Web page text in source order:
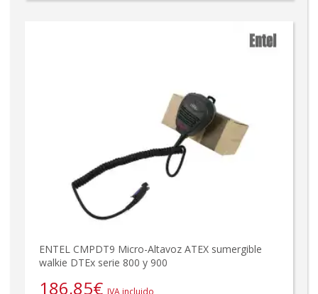
ENTEL CMPDT9 Micro-Altavoz ATEX sumergible
walkie DTEx serie 800 y 900
186,85€ IVA incluido